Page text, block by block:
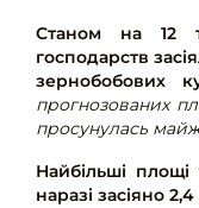
Станом на 12
господарств
зернобобових
прогнозованих
просунулась
Найбільші
наразі засіяно